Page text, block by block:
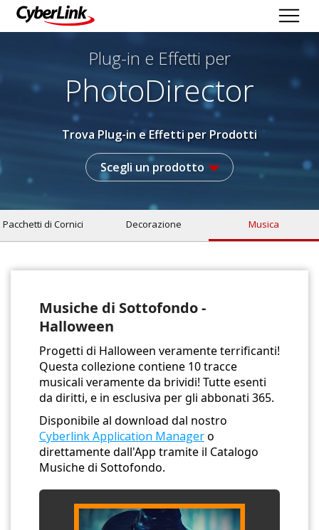
Plug-in e Effetti per
PhotoDirector
Trova Plug-in e Effetti per Prodotti
Scegli un prodotto
Pacchetti di Cornici Decorazione Musica
Musiche di Sottofondo -
Halloween
Progetti di Halloween veramente terrificanti!
Questa collezione contiene 10 tracce
musicali veramente da brividi! Tutte esenti
da diritti, e in esclusiva per gli abbonati 365.
Disponibile al download dal nostro
Cyberlink Application Managero
direttamente dall'App tramite il Catalogo
Musiche di Sottofondo.